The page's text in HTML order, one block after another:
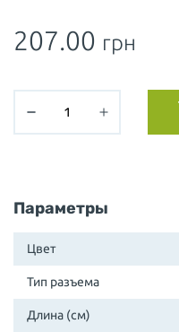
207.00 грн
Параметры
Цвет
Тип разъема
Длина (см)